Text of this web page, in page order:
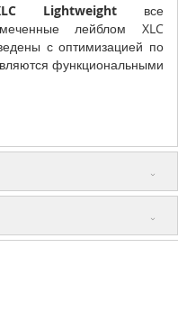
Lightweight все
лейблом XLC
с оптимизацией по
функциональными